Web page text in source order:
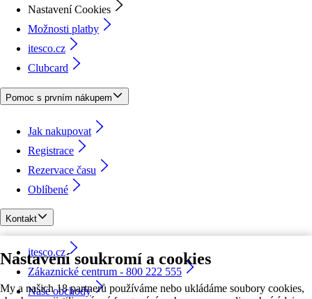
Nastavení soukromí a cookies
My a našich 18 partnerů používáme nebo ukládáme soubory cookies,
Nastavení Cookies
Možnosti platby
itesco.cz
Clubcard
Pomoc s prvním nákupem
Jak nakupovat
Registrace
Rezervace času
Oblíbené
Kontakt
itesco.cz
Zákaznické centrum - 800 222 555
Naše obchody